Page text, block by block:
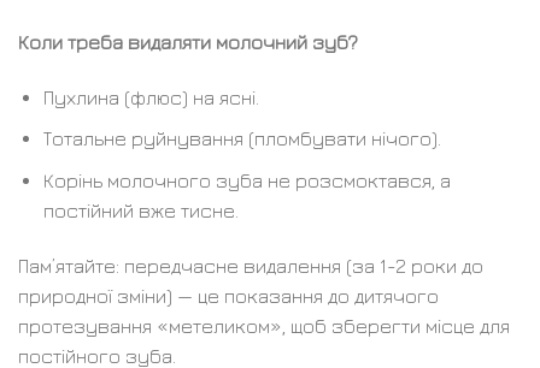
Коли треба видаляти молочний зуб?
Пухлина (флюс) на ясні.
Тотальне руйнування (пломбувати нічого).
Корінь молочного зуба не розсмоктався, а
постійний вже тисне.
Пам’ятайте: передчасне видалення (за 1-2 роки до
природної зміни) — це показання до дитячого
протезування «метеликом», щоб зберегти місце для
постійного зуба.